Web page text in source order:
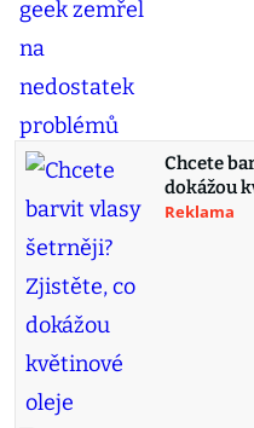
Chcete
dokážou
Reklama